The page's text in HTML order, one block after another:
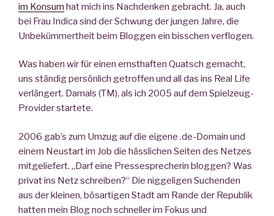
im Konsum hat mich ins Nachdenken gebracht. Ja, auch
bei Frau Indica sind der Schwung der jungen Jahre, die
Unbekümmertheit beim Bloggen ein bisschen verflogen.
Was haben wir für einen ernsthaften Quatsch gemacht,
uns ständig persönlich getroffen und all das ins Real Life
verlängert. Damals (TM), als ich 2005 auf dem Spielzeug-
Provider startete.
2006 gab’s zum Umzug auf die eigene .de-Domain und
einem Neustart im Job die hässlichen Seiten des Netzes
mitgeliefert. „Darf eine Pressesprecherin bloggen? Was
privat ins Netz schreiben?“ Die niggeligen Suchenden
aus der kleinen, bösartigen Stadt am Rande der Republik
hatten mein Blog noch schneller im Fokus und